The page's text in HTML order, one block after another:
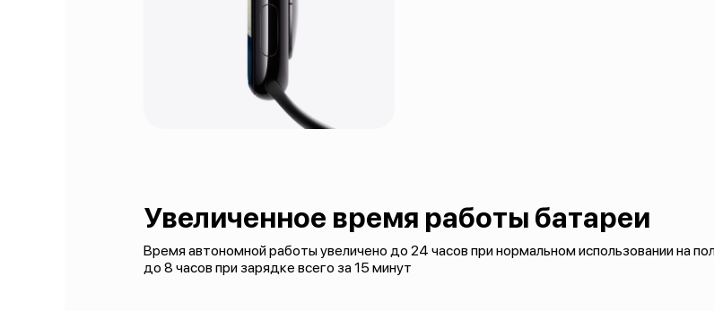
Увеличенное время работы батареи
Время автономной работы увеличено до 24 часов при нормальном использовании на
до 8 часов при зарядке всего за 15 минут